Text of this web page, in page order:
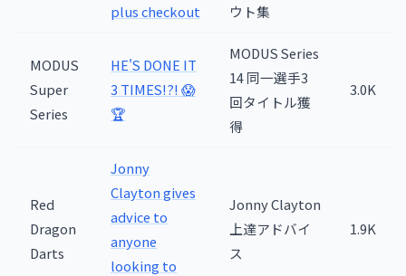
plus checkout
ウト集
MODUS
Super
Series
HE'S DONE IT
3 TIMES!?! 😱
🏆
MODUS Series
14 同一選手3
回タイトル獲
得
3.0K
Red
Dragon
Darts
Jonny
Clayton gives
advice to
anyone
looking to
Jonny Clayton
上達アドバイ
ス
1.9K